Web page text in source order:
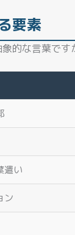
要素
象的な言葉で
遣い
ン